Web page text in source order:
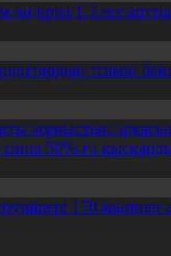
1,5 есе артты
тізімін
жұмыстың
50%-ға
170 мыңнан